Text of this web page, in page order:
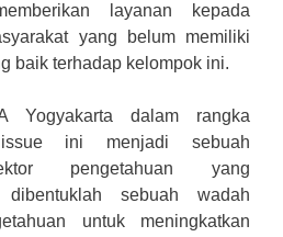
layanan kepada
yang belum memiliki
baik terhadap kelompok ini.
Yogyakarta dalam rangka
ini menjadi sebuah
pengetahuan yang
dibentuklah sebuah wadah
untuk meningkatkan